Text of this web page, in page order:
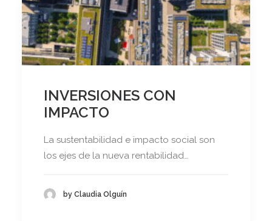
INVERSIONES CON
IMPACTO
La sustentabilidad e impacto social son
los ejes de la nueva rentabilidad…
by Claudia Olguín